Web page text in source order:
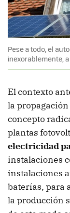
Pese a todo, el
inexorablemente,
El contexto
la
concepto
plantas
electricidad
instalaciones
instalaciones
baterías, para
la producción